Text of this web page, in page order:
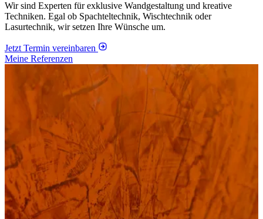
Wir sind Experten für exklusive Wandgestaltung und kreative
Techniken. Egal ob Spachteltechnik, Wischtechnik oder
Lasurtechnik, wir setzen Ihre Wünsche um.
Jetzt Termin vereinbaren
Meine Referenzen